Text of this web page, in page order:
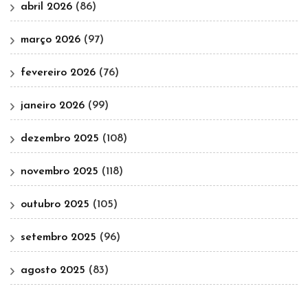
abril 2026 (86)
março 2026 (97)
fevereiro 2026 (76)
janeiro 2026 (99)
dezembro 2025 (108)
novembro 2025 (118)
outubro 2025 (105)
setembro 2025 (96)
agosto 2025 (83)